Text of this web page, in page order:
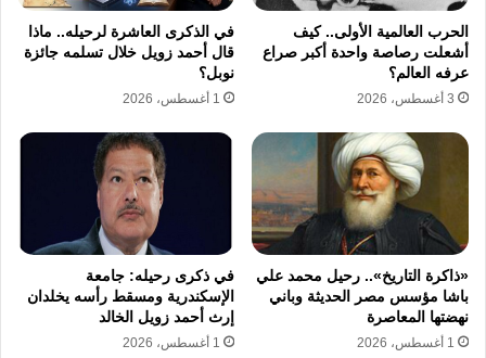
التصرف في ممتلكاتهم بمسقط رأسه في محافظة
الدقهلية لتغطية تكاليف العلاج الباهظة، قبل أن
تتدخل وزارة الصحة والسكان وتتولى المسؤولية
أكثر من عشرين مسلسلاً تلفزيونياً منها عيون
والستات ما يعملوش كده وأنا اللي استاهل
بالإضافة لمسلسل بوجي وطمطم.
الفن السينمائي المصري الكوميديا المصرية
الحرب العالمية الأولى.. كيف
أشعلت رصاصة واحدة أكبر صراع
عرفه العالم؟
3 أغسطس، 2026
في الذكرى العاشرة لرحيله.. ماذا
قال أحمد زويل خلال تسلمه جائزة
نوبل؟
1 أغسطس، 2026
«ذاكرة التاريخ».. رحيل محمد علي
باشا مؤسس مصر الحديثة وباني
نهضتها المعاصرة
1 أغسطس، 2026
في ذكرى رحيله: جامعة
الإسكندرية ومسقط رأسه يخلدان
إرث أحمد زويل الخالد
1 أغسطس، 2026